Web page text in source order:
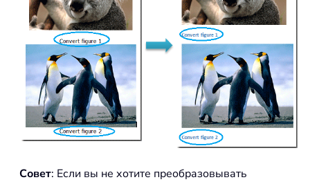
Совет: Если вы не хотите преобразовывать